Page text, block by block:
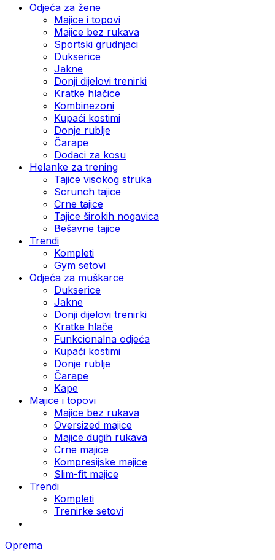
Odjeća za žene
Majice i topovi
Majice bez rukava
Sportski grudnjaci
Dukserice
Jakne
Donji dijelovi trenirki
Kratke hlačice
Kombinezoni
Kupaći kostimi
Donje rublje
Čarape
Dodaci za kosu
Helanke za trening
Tajice visokog struka
Scrunch tajice
Crne tajice
Tajice širokih nogavica
Bešavne tajice
Trendi
Kompleti
Gym setovi
Odjeća za muškarce
Dukserice
Jakne
Donji dijelovi trenirki
Kratke hlače
Funkcionalna odjeća
Kupaći kostimi
Donje rublje
Čarape
Kape
Majice i topovi
Majice bez rukava
Oversized majice
Majice dugih rukava
Crne majice
Kompresijske majice
Slim-fit majice
Trendi
Kompleti
Trenirke setovi
Oprema